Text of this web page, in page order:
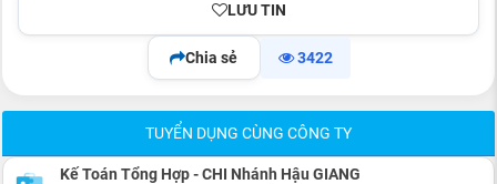
LƯU TIN
Chia sẻ 3422
TUYỂN DỤNG CÙNG CÔNG TY
Kế Toán Tổng Hợp - CHI Nhánh Hậu GIANG